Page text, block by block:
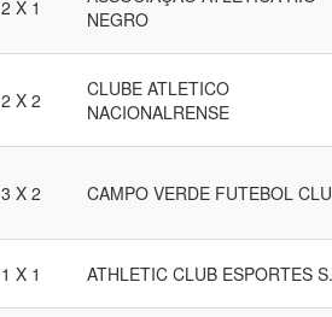
2 X 1
NEGRO
2 X 2
CLUBE ATLETICO
NACIONALRENSE
3 X 2 CAMPO VERDE FUTEBOL
1 X 1 ATHLETIC CLUB ESPORTES